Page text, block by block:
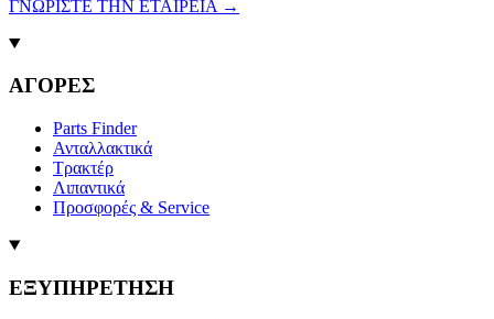
ΓΝΩΡΙΣΤΕ ΤΗΝ ΕΤΑΙΡΕΙΑ →
ΑΓΟΡΕΣ
Parts Finder
Ανταλλακτικά
Τρακτέρ
Λιπαντικά
Προσφορές & Service
ΕΞΥΠΗΡΕΤΗΣΗ